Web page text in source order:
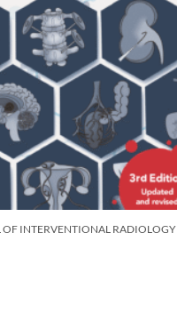
OF INTERVENTIONAL RADIOLOGY